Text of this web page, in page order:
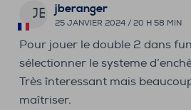
JB jberanger
25 JANVIER 2024 / 20 H 58 MIN
Pour jouer le double 2 dans
sélectionner le systeme
Très înteressant mais
maîtriser.